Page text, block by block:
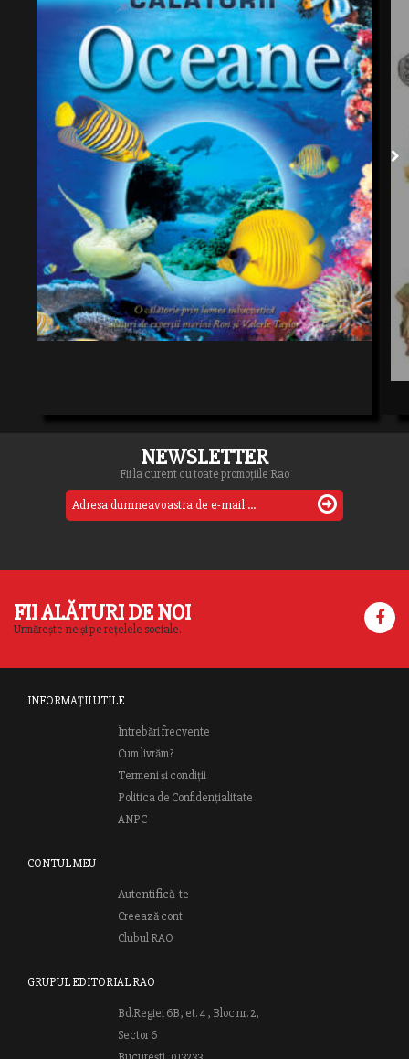
NEWSLETTER
Fii la curent cu toate promoțiile Rao
FII ALĂTURI DE NOI
Urmărește-ne și pe rețelele sociale.
INFORMAȚII UTILE
Întrebări frecvente
Cum livrăm?
Termeni și condiții
Politica de Confidențialitate
ANPC
CONTUL MEU
Autentifică-te
Creează cont
Clubul RAO
GRUPUL EDITORIAL RAO
Bd.Regiei 6B, et. 4 , Bloc nr. 2,
Sector 6